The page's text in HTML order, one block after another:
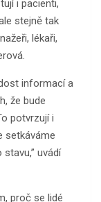
i pacienti,
stejně tak
lékaři,
informací a
že bude
potvrzují i
setkáváme
uvádí
proč se lidé